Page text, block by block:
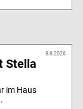
8.8.2026
Stella
im Haus